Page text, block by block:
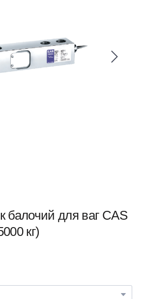
балочий для ваг CAS
кг)